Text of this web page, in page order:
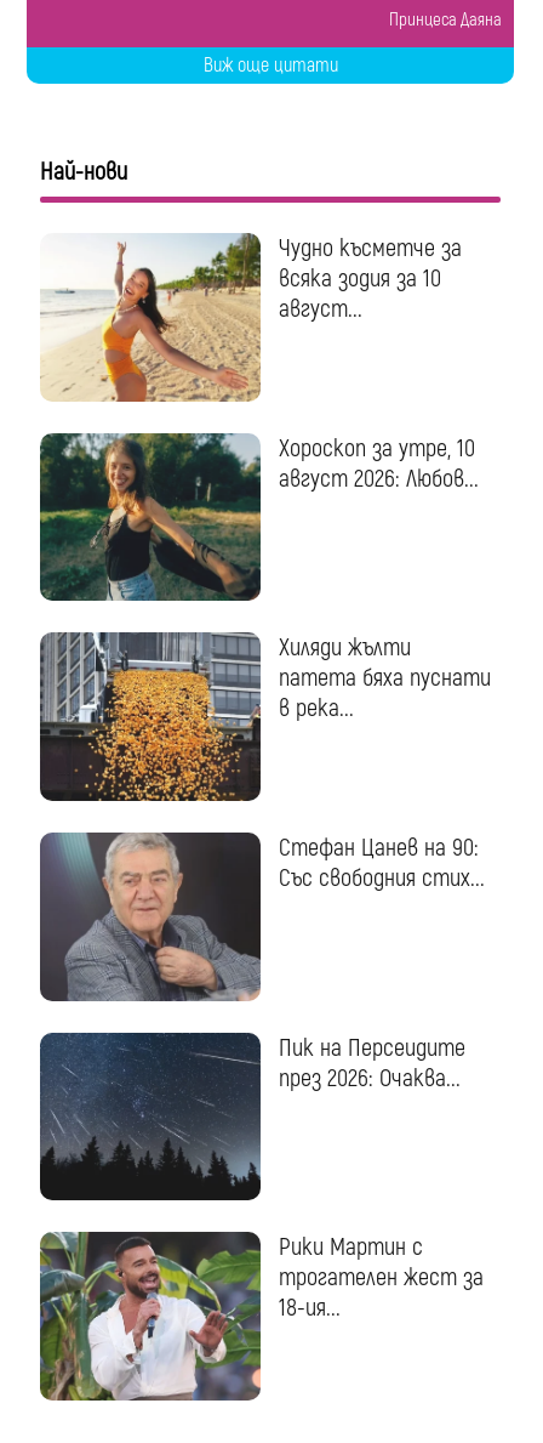
Принцеса Даяна
Виж още цитати
Най-нови
Чудно късметче за
всяка зодия за 10
август...
Хороскоп за утре, 10
август 2026: Любов...
Хиляди жълти
патета бяха пуснати
в река...
Стефан Цанев на 90:
Със свободния стих...
Пик на Персеидите
през 2026: Очаква...
Рики Мартин с
трогателен жест за
18-ия...